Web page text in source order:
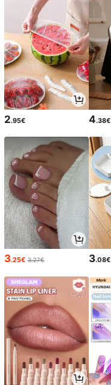
2.95€ 4.38€
3.25€ 3.27€ 3.08€